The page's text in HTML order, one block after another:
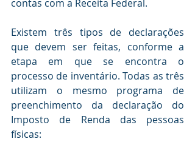
contas com a Receita Federal.
Existem três tipos de declarações
que devem ser feitas, conforme a
etapa em que se encontra o
processo de inventário. Todas as três
utilizam o mesmo programa de
preenchimento da declaração do
Imposto de Renda das pessoas
físicas: